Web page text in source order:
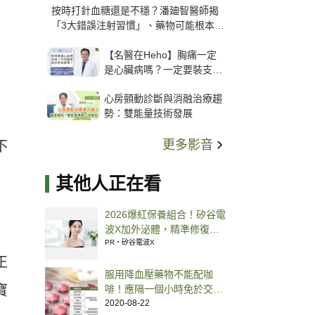
按時打針血糖還是不穩？潘廸智醫師揭
「3大錯誤注射習慣」、藥物可能根本沒
【名醫在Heho】胸痛一定
是心臟病嗎？一定要裝支
解析支架種類、風險與選擇
關鍵
心房顫動診斷與消融治療趨
勢：雙能量技術發展
更多影音
其他人正在看
2026爆紅保養組合！矽谷電
波X加外泌體，精準修復超
有感
PR・矽谷電波X
服用降血壓藥物不能配咖
啡！應隔一個小時免於交互
作用 這類藥品都該注意
2020-08-22